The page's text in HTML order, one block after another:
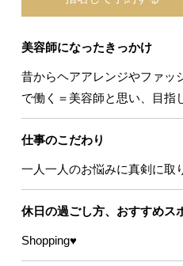
美容師になったきっかけ
昔からヘアアレンジやファッ
で働く＝美容師と思い、目指
仕事のこだわり
一人一人のお悩みに真剣に取
休日の過ごし方、おすすめス
Shopping♥